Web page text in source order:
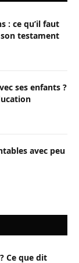
: ce qu’il faut
testament
ses enfants ?
avec peu
Ce que dit